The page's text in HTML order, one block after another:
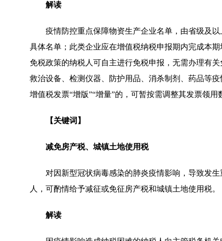
解读
疫情防控重点保障物资生产企业名单，由省级及
具体名单；此类企业应在增值税纳税申报期内完成本
免税政策的纳税人可自主进行免税申报，无需办理有
救治设备、检测仪器、防护用品、消杀制剂、药品等
增值税发票“增版”“增量”的，可暂按需调整其发票领
【关键词】
减免房产税、城镇土地使用税
对因新型冠状病毒感染的肺炎疫情影响，导致发
人，可酌情给予减征或免征房产税和城镇土地使用税。
解读